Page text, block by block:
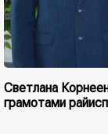
Светлана
грамотами